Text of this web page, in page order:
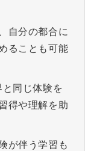
自分の都合に
ることも可能
同じ体験を
得や理解を助
が伴う学習も